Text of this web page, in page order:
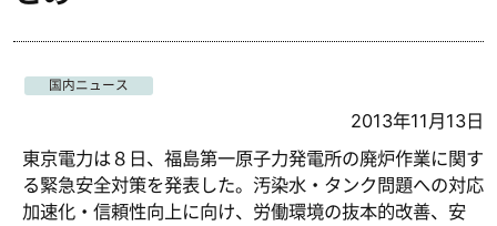
国内ニュース
2013年11月13日
東京電力は８日、福島第一原子力発電所の廃炉作業に関す
る緊急安全対策を発表した。汚染水・タンク問題への対応
加速化・信頼性向上に向け、労働環境の抜本的改善、安